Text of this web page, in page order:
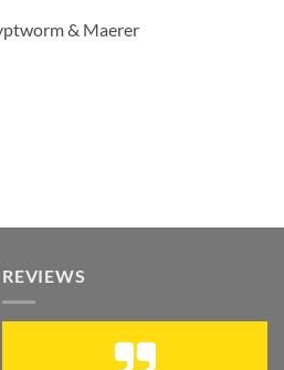
& Maerer
REVIEWS